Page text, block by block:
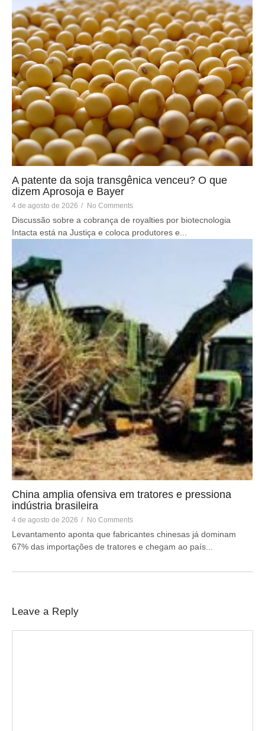
A patente da soja transgênica venceu? O que
dizem Aprosoja e Bayer
4 de agosto de 2026 / No Comments
Discussão sobre a cobrança de royalties por biotecnologia
Intacta está na Justiça e coloca produtores e...
China amplia ofensiva em tratores e pressiona
indústria brasileira
4 de agosto de 2026 / No Comments
Levantamento aponta que fabricantes chinesas já dominam
67% das importações de tratores e chegam ao país...
Leave a Reply